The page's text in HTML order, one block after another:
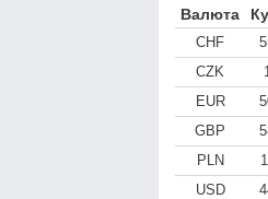
Валюта
CHF
CZK
EUR
GBP
PLN
USD